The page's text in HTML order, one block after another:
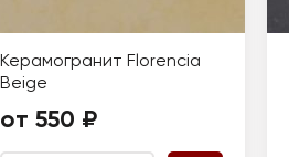
Керамогранит Florencia
Beige
от 550 ₽